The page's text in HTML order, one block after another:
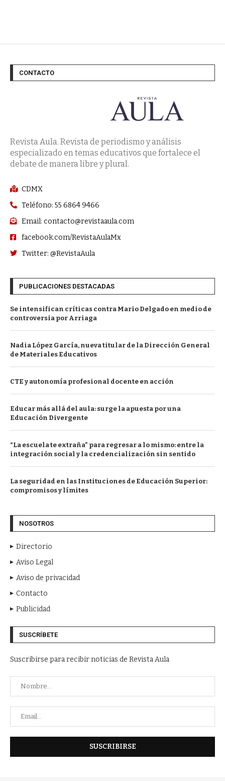
CONTACTO
Revista Aula. Revista de periodismo y análisis
especializado en temas educativos que fortalece el
debate de manera libre y plural.
CDMX
Teléfono: 55 6864 9466
Email: contacto@revistaaula.com
facebook.com/RevistaAulaMx
Twitter: @RevistaAula
PUBLICACIONES DESTACADAS
Se intensifican críticas contra Mario Delgado en medio de
controversia por Arriaga
Nadia López García, nueva titular de la Dirección General
de Materiales Educativos
CTE y autonomía profesional docente en acción
Educar más allá del aula: surge la apuesta por una
Educación Divergente
“La escuela te extraña” para regresar a lo mismo: entre la
integración social y la credencialización sin sentido
La seguridad en las Instituciones de Educación Superior:
compromisos y límites
NOSOTROS
Directorio
Aviso Legal
Aviso de privacidad
Contacto
Publicidad
SUSCRÍBETE
Suscribirse para recibir noticias de Revista Aula